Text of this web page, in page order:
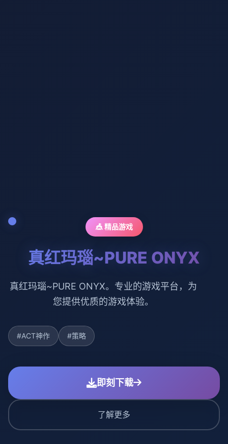
🎪 精品游戏
真红玛瑙~PURE ONYX
真红玛瑙~PURE ONYX。专业的游戏平台，为
您提供优质的游戏体验。
#ACT神作 #策略
即刻下载
了解更多